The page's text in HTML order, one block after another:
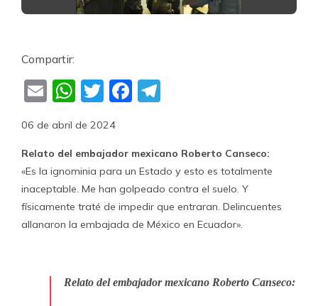
Compartir:
EmailWhatsApp
TwitterFacebook
06 de abril de 2024
Relato del embajador mexicano Roberto Canseco:
«Es la ignominia para un Estado y esto es totalmente
inaceptable. Me han golpeado contra el suelo. Y
físicamente traté de impedir que entraran. Delincuentes
allanaron la embajada de México en Ecuador».
Relato del embajador mexicano Roberto Canseco: